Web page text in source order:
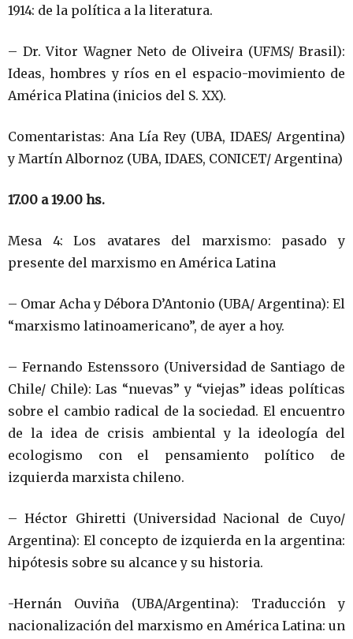
1914: de la política a la literatura.
– Dr. Vitor Wagner Neto de Oliveira (UFMS/ Brasil):
Ideas, hombres y ríos en el espacio-movimiento de
América Platina (inicios del S. XX).
Comentaristas: Ana Lía Rey (UBA, IDAES/ Argentina)
y Martín Albornoz (UBA, IDAES, CONICET/ Argentina)
17.00 a 19.00 hs.
Mesa 4: Los avatares del marxismo: pasado y
presente del marxismo en América Latina
– Omar Acha y Débora D’Antonio (UBA/ Argentina): El
“marxismo latinoamericano”, de ayer a hoy.
– Fernando Estenssoro (Universidad de Santiago de
Chile/ Chile): Las “nuevas” y “viejas” ideas políticas
sobre el cambio radical de la sociedad. El encuentro
de la idea de crisis ambiental y la ideología del
ecologismo con el pensamiento político de
izquierda marxista chileno.
– Héctor Ghiretti (Universidad Nacional de Cuyo/
Argentina): El concepto de izquierda en la argentina:
hipótesis sobre su alcance y su historia.
-Hernán Ouviña (UBA/Argentina): Traducción y
nacionalización del marxismo en América Latina: un